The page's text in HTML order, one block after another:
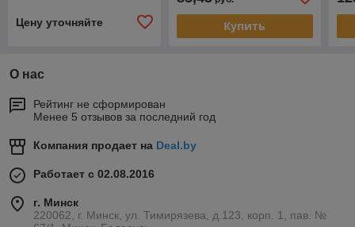
Цену уточняйте Купить
О нас
Рейтинг не сформирован
Менее 5 отзывов за последний год
Компания продает на Deal.by
Работает с 02.08.2016
г. Минск
220062, г. Минск, ул. Тимирязева, д.123, корп. 1, пав. №